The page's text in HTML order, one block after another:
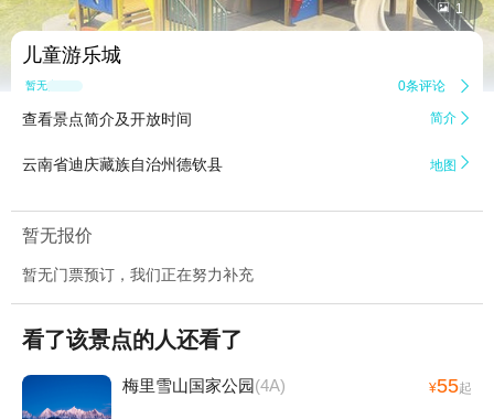
 1
儿童游乐城
暂无点评 0条评论 
查看景点简介及开放时间 简介 
云南省迪庆藏族自治州德钦县 地图 
暂无报价
暂无门票预订，我们正在努力补充
看了该景点的人还看了
梅里雪山国家公园(4A) ¥55起